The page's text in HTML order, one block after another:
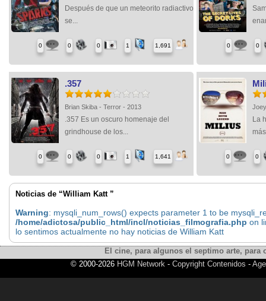
Después de que un meteorito radiactivo
se...
0 0 0 1 1,691 0 0
.357
Brian Skiba - Terror - 2013
.357 Es un oscuro homenaje del
grindhouse de los...
0 0 0 1 1,641
La
0 0
Noticias de “William Katt ”
Warning: mysqli_num_rows() expects parameter 1 to be
/home/adictosa/public_html/incl/noticias_filmografia.php on
lo sentimos actualmente no hay noticias de William Katt
El cine, para algunos el septimo arte,
© 2000-2026 HGM Network- Copyright Contenidos -